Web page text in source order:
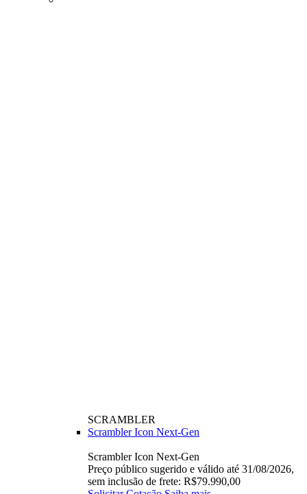
SCRAMBLER
Scrambler Icon Next-Gen
Scrambler Icon Next-Gen
Preço público sugerido e válido até 31/08/2026,
sem inclusão de frete: R$79.990,00